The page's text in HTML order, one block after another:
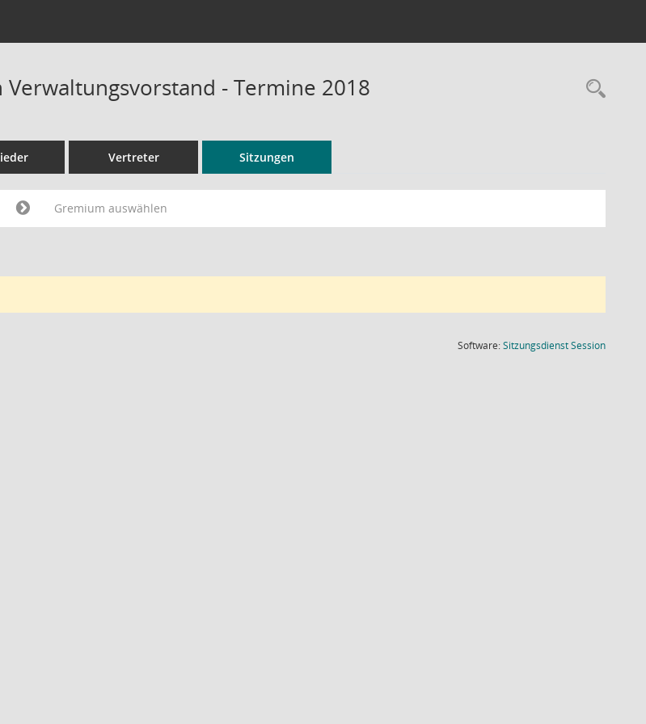
- Termine 2018
Vertreter Sitzungen
Gremium auswählen
Software:SitzungsdienstSession(Wird in